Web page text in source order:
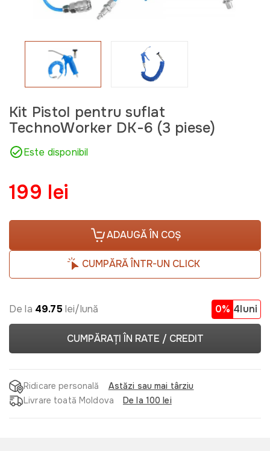
Kit Pistol pentru suflat
TechnoWorker DK-6 (3 piese)
Este disponibil
199 lei
ADAUGĂ ÎN COȘ
CUMPĂRĂ ÎNTR-UN CLICK
De la 49.75 lei/lună 0% 4luni
CUMPĂRAȚI ÎN RATE / CREDIT
Ridicare personală
Astăzi sau mai târziu
Livrare toată Moldova
De la 100 lei